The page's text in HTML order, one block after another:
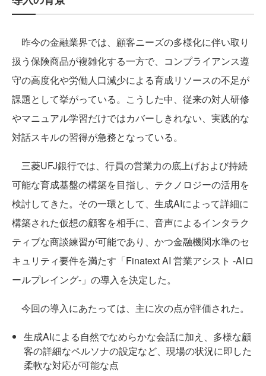
昨今の金融業界では、顧客ニーズの多様化に伴い取り
扱う保険商品が複雑化する一方で、コンプライアンス遵
守の高度化や労働人口減少による育成リソースの不足が
課題として挙がっている。こうした中、従来の対人研修
やマニュアル学習だけではカバーしきれない、実践的な
対話スキルの習得が急務となっている。
三菱UFJ銀行では、行員の営業力の底上げおよび持続
可能な育成基盤の構築を目指し、テクノロジーの活用を
検討してきた。その一環として、生成AIによって詳細に
構築された仮想の顧客を相手に、音声によるインタラク
ティブな商談練習が可能であり、かつ金融機関水準のセ
キュリティ要件を満たす「Finatext AI 営業アシスト -AIロ
ールプレイング-」の導入を決定した。
今回の導入にあたっては、主に次の点が評価された。
生成AIによる自然でなめらかな会話に加え、多様な顧
客の詳細なペルソナの設定など、現場の状況に即した
柔軟な対応が可能な点